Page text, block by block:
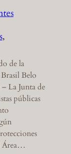
de la
Belo
La Junta de
públicas
Área…